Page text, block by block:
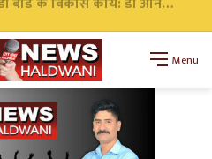
निर्धारित समय सीमा में पूरे हों मंडी बोर्ड के विकास कार्य: डॉ अनिल डब्बू
Menu